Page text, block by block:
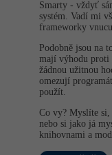
Django
SQLite
SQL
Návrh SW
Umělá
MS Office
Google
Windows
Video
Fórum
Smarty - vždyť
systém. Vadí mi
frameworky
Podobně jsou na
mají výhodu proti
žádnou užitnou
omezují
použít.
Co vy? Myslíte
nebo si jako já
knihovnami a